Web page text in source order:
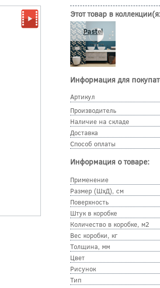
Этот товар в
Pastel
Информация для
Артикул
Производитель
Наличие на складе
Доставка
Способ оплаты
Информация о товаре:
Применение
Размер (ШхД), см
Поверхность
Штук в коробке
Количество в коробке, м2
Вес коробки, кг
Толщина, мм
Цвет
Рисунок
Тип